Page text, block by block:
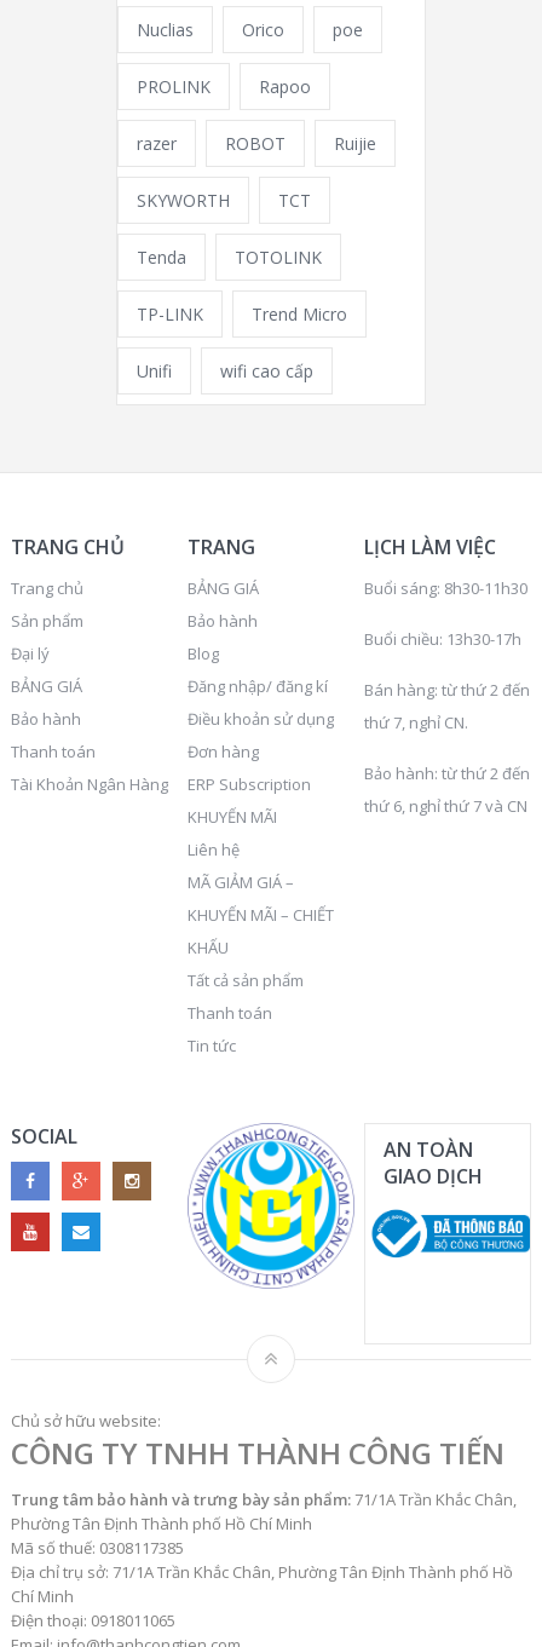
Nuclias Orico poe
PROLINK Rapoo
razer ROBOT Ruijie
SKYWORTH TCT
Tenda TOTOLINK
TP-LINK Trend Micro
Unifi wifi cao cấp
TRANG CHỦ
Trang chủ
Sản phẩm
Đại lý
BẢNG GIÁ
Bảo hành
Thanh toán
Tài Khoản Ngân Hàng
TRANG
BẢNG GIÁ
Bảo hành
Blog
Đăng nhập/ đăng kí
Điều khoản sử dụng
Đơn hàng
ERP Subscription
KHUYẾN MÃI
Liên hệ
MÃ GIẢM GIÁ –
KHUYẾN MÃI – CHIẾT
KHẤU
Tất cả sản phẩm
Thanh toán
Tin tức
LỊCH LÀM VIỆC
Buổi sáng: 8h30-11h30
Buổi chiều: 13h30-17h
Bán hàng: từ thứ 2 đến
thứ 7, nghỉ CN.
Bảo hành: từ thứ 2 đến
thứ 6, nghỉ thứ 7 và CN
SOCIAL
AN TOÀN
GIAO DỊCH
Chủ sở hữu website:
CÔNG TY TNHH THÀNH CÔNG TIẾN
Trung tâm bảo hành và trưng bày sản phẩm:71/1A Trần Khắc Chân,
Phường Tân Định Thành phố Hồ Chí Minh
Mã số thuế: 0308117385
Địa chỉ trụ sở: 71/1A Trần Khắc Chân, Phường Tân Định Thành phố Hồ
Chí Minh
Điện thoại: 0918011065